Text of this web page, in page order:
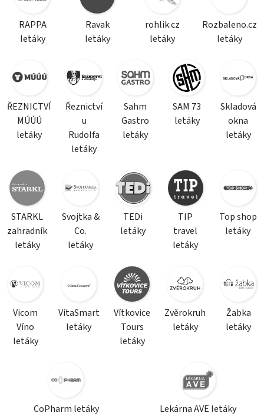
RAPPA
letáky
Ravak
letáky
rohlik.cz
letáky
Rozbaleno.cz
letáky
ŘEZNICTVÍ
MÚÚÚ
letáky
Řeznictví
u
Rudolfa
letáky
Sahm
Gastro
letáky
SAM 73
letáky
Skladová
okna
letáky
STARKL
zahradník
letáky
Svojtka &
Co.
letáky
TEDi
letáky
TIP
travel
letáky
Top shop
letáky
Vicom
Víno
letáky
VitaSmart
letáky
Vítkovice
Tours
letáky
Zvěrokruh
letáky
Žabka
letáky
CoPharm letáky Lekárna AVE letáky